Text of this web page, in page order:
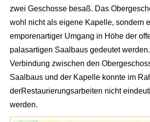
zwei Geschosse besaß. Das
wohl nicht als eigene Kapel le, sondern
emporenartiger Umgang in Höhe der
palasartigen Saalbaus gedeutet
Verbindung zwischen den
Saalbaus und der Kapelle konnte im
derRestaurierungsarbeiten nicht
werden.